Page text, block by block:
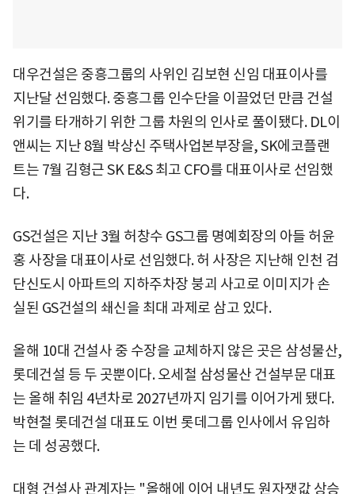
대우건설은 중흥그룹의 사위인 김보현 신임 대표이사를
지난달 선임했다. 중흥그룹 인수단을 이끌었던 만큼 건설
위기를 타개하기 위한 그룹 차원의 인사로 풀이됐다. DL이
앤씨는 지난 8월 박상신 주택사업본부장을, SK에코플랜
트는 7월 김형근 SK E&S 최고 CFO를 대표이사로 선임했
다.
GS건설은 지난 3월 허창수 GS그룹 명예회장의 아들 허윤
홍 사장을 대표이사로 선임했다. 허 사장은 지난해 인천 검
단신도시 아파트의 지하주차장 붕괴 사고로 이미지가 손
실된 GS건설의 쇄신을 최대 과제로 삼고 있다.
올해 10대 건설사 중 수장을 교체하지 않은 곳은 삼성물산,
롯데건설 등 두 곳뿐이다. 오세철 삼성물산 건설부문 대표
는 올해 취임 4년차로 2027년까지 임기를 이어가게 됐다.
박현철 롯데건설 대표도 이번 롯데그룹 인사에서 유임하
는 데 성공했다.
대형 건설사 관계자는 "올해에 이어 내년도 원자잿값 상승